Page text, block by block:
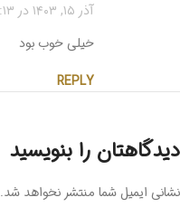
آذر ۱۵, ۱۴۰۳ در ۱۱:۱۳ ق.ظ
خیلی خوب بود
REPLY
دیدگاهتان را بنویسید
نشانی ایمیل شما منتشر نخواهد شد.